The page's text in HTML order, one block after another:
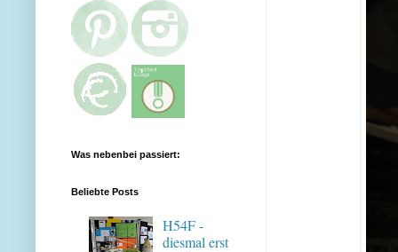
Was nebenbei passiert:
Beliebte Posts
H54F -
diesmal erst